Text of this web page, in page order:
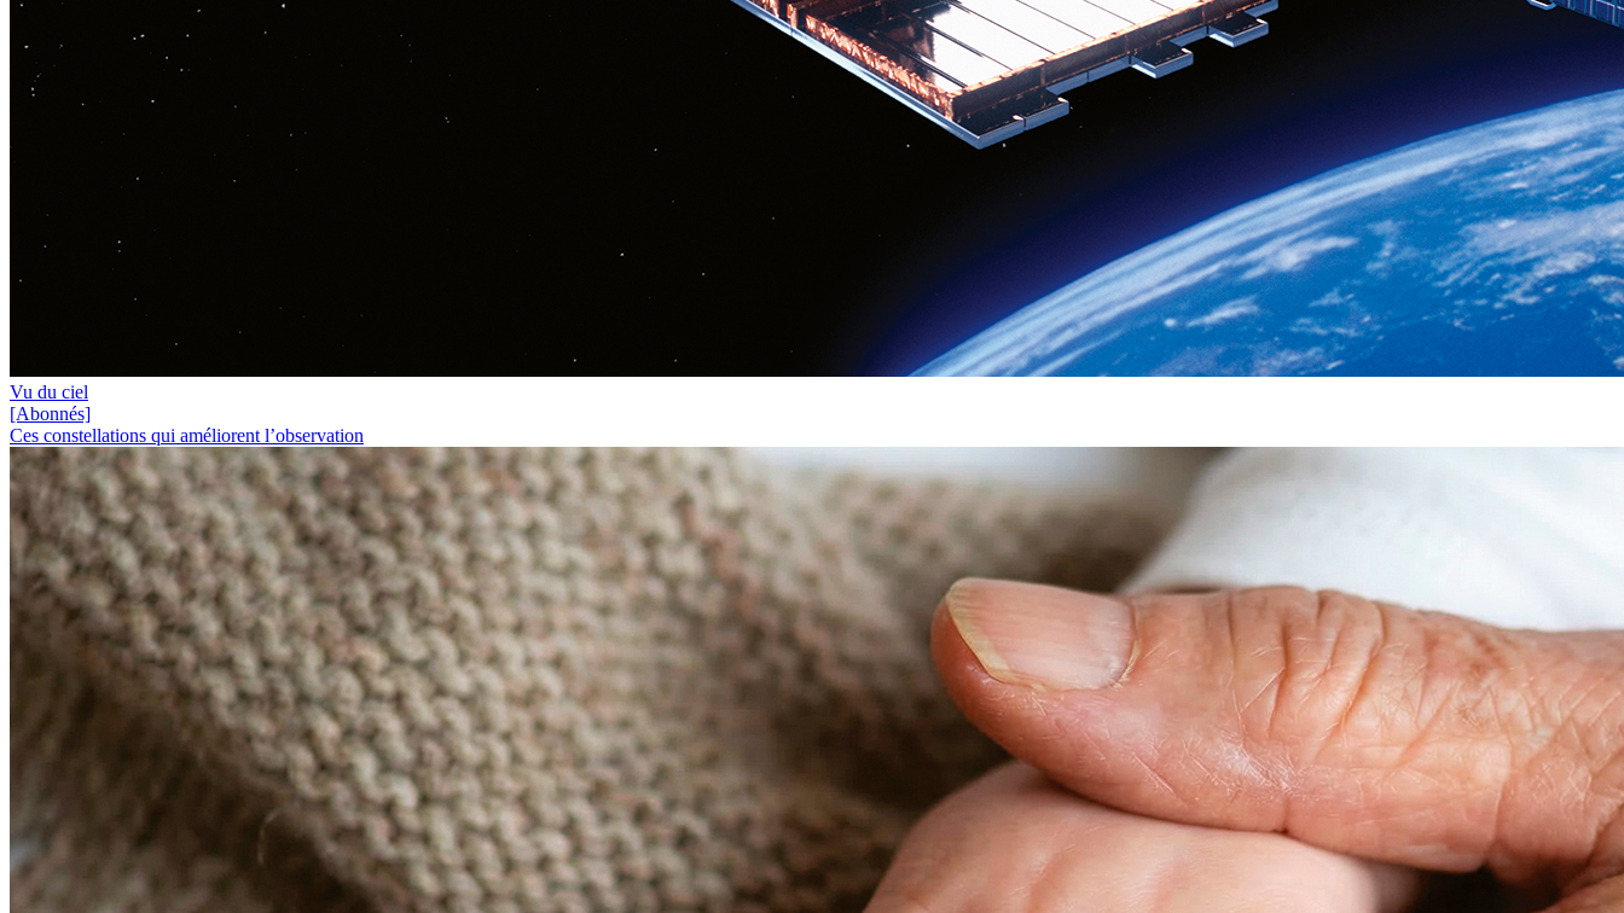
Vu du ciel
[Abonnés]
Ces constellations qui améliorent l’observation